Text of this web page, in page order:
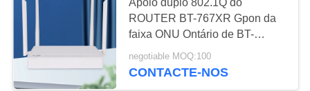
Apoio duplo 802.1Q do
ROUTER BT-767XR Gpon da
faixa ONU Ontário de BT-
767XR
negotiable MOQ:100
CONTACTE-NOS